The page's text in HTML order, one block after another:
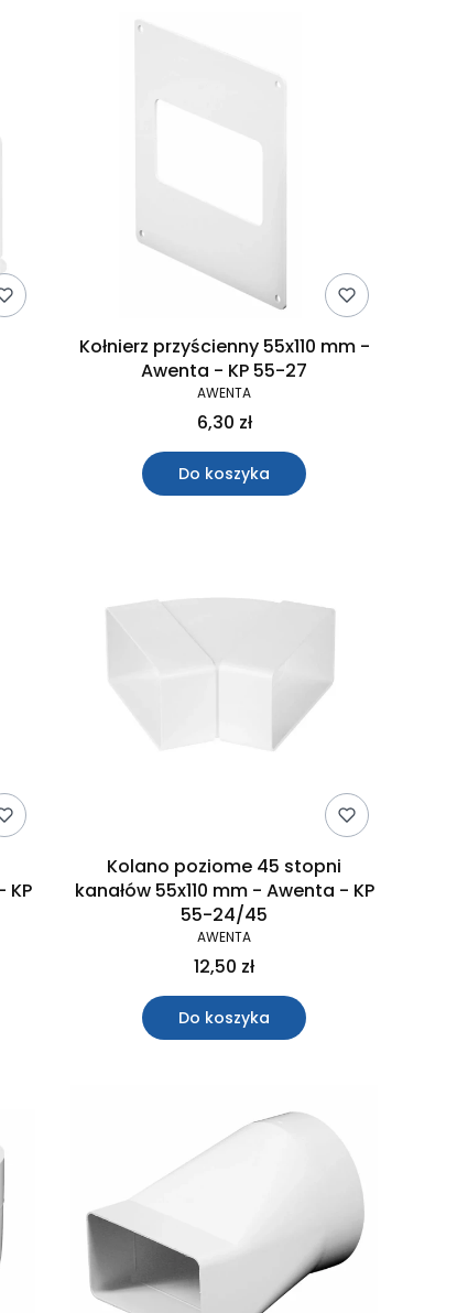
Kołnierz przyścienny 55x110 mm -
Awenta - KP 55-27
AWENTA
6,30 zł
Do koszyka
KP
Kolano poziome 45 stopni
kanałów 55x110 mm - Awenta - KP
55-24/45
AWENTA
12,50 zł
Do koszyka